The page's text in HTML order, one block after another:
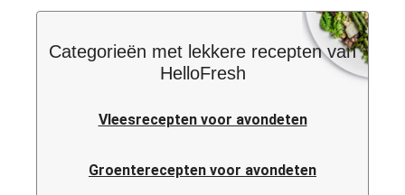
Categorieën met lekkere recepten van
HelloFresh
Vleesrecepten voor avondeten
Groenterecepten voor avondeten